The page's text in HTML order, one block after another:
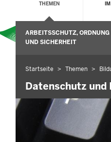
THEMEN
ARBEITSSCHUTZ, ORDNUNG
UND SICHERHEIT
Sie
befinden
Startseite Themen
Datenschutz und